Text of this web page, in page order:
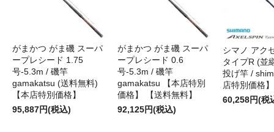
がまかつ がま磯 スーパ
ープレシード 1.75
号-5.3m / 磯竿
gamakatsu (送料無料)
【本店特別価格】
95,887円(税込)
がまかつ がま磯 スーパ
ープレシード 0.6
号-5.3m / 磯竿
gamakatsu 【本店特別
価格】 【送料無料】
92,125円(税込)
シマノ アク
タイプR (並
投げ竿 /
店特別価格】
60,258円(税